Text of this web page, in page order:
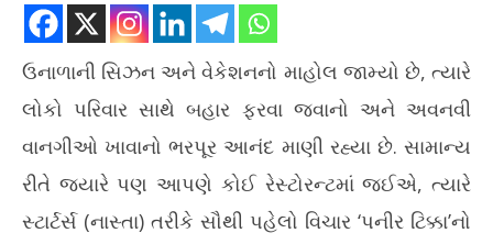
ઉનાળાની સિઝન અને વેકેશનનો માહોલ જામ્યો છે, ત્યારે
લોકો પરિવાર સાથે બહાર ફરવા જવાનો અને અવનવી
વાનગીઓ ખાવાનો ભરપૂર આનંદ માણી રહ્યા છે. સામાન્ય
રીતે જ્યારે પણ આપણે કોઈ રેસ્ટોરન્ટમાં જઈએ, ત્યારે
સ્ટાર્ટર્સ (નાસ્તા) તરીકે સૌથી પહેલો વિચાર ‘પનીર ટિક્કા’નો